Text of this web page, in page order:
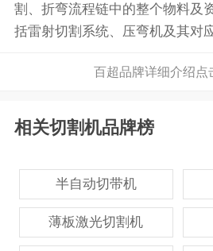
割、折弯流程链中的整个物料及
括雷射切割系统、压弯机及其对
业，目前在全球超过30个家拥有
百超品牌详细介绍点
相关切割机品牌榜
半自动切带机
薄板激光切割机